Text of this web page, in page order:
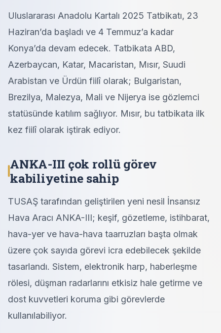
Uluslararası Anadolu Kartalı 2025 Tatbikatı, 23
Haziran’da başladı ve 4 Temmuz’a kadar
Konya’da devam edecek. Tatbikata ABD,
Azerbaycan, Katar, Macaristan, Mısır, Suudi
Arabistan ve Ürdün fiilî olarak; Bulgaristan,
Brezilya, Malezya, Mali ve Nijerya ise gözlemci
statüsünde katılım sağlıyor. Mısır, bu tatbikata ilk
kez fiilî olarak iştirak ediyor.
ANKA-III çok rollü görev
kabiliyetine sahip
TUSAŞ tarafından geliştirilen yeni nesil İnsansız
Hava Aracı ANKA-III; keşif, gözetleme, istihbarat,
hava-yer ve hava-hava taarruzları başta olmak
üzere çok sayıda görevi icra edebilecek şekilde
tasarlandı. Sistem, elektronik harp, haberleşme
rölesi, düşman radarlarını etkisiz hale getirme ve
dost kuvvetleri koruma gibi görevlerde
kullanılabiliyor.